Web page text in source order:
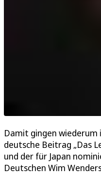
Damit gingen
deutsche Beitrag „Das
und der für Japan
Deutschen Wim